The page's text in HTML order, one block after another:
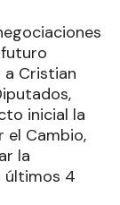
a Cristian
inicial la
el Cambio,
la
últimos 4